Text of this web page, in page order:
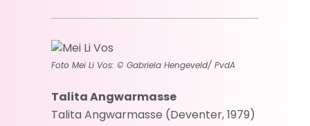
Foto Mei Li Vos: © Gabriela Hengeveld/ PvdA
Talita Angwarmasse
Talita Angwarmasse (Deventer, 1979)